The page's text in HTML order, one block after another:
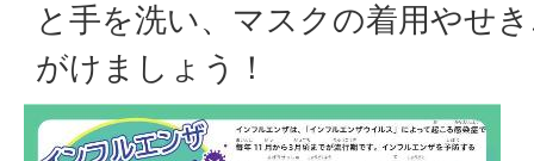
と手を洗い、マスクの着用やせ
がけましょう！